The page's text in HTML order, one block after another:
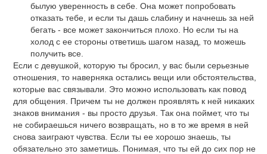
былую уверенность в себе. Она может попробовать
отказать тебе, и если ты дашь слабину и начнешь за ней
бегать - все может закончиться плохо. Но если ты на
холод с ее стороны ответишь шагом назад, то можешь
получить все.
Если с девушкой, которую ты бросил, у вас были серьезные
отношения, то наверняка остались вещи или обстоятельства,
которые вас связывали. Это можно использовать как повод
для общения. Причем ты не должен проявлять к ней никаких
знаков внимания - вы просто друзья. Так она поймет, что ты
не собираешься ничего возвращать, но в то же время в ней
снова заиграют чувства. Если ты ее хорошо знаешь, ты
обязательно это заметишь. Понимая, что ты ей до сих пор не